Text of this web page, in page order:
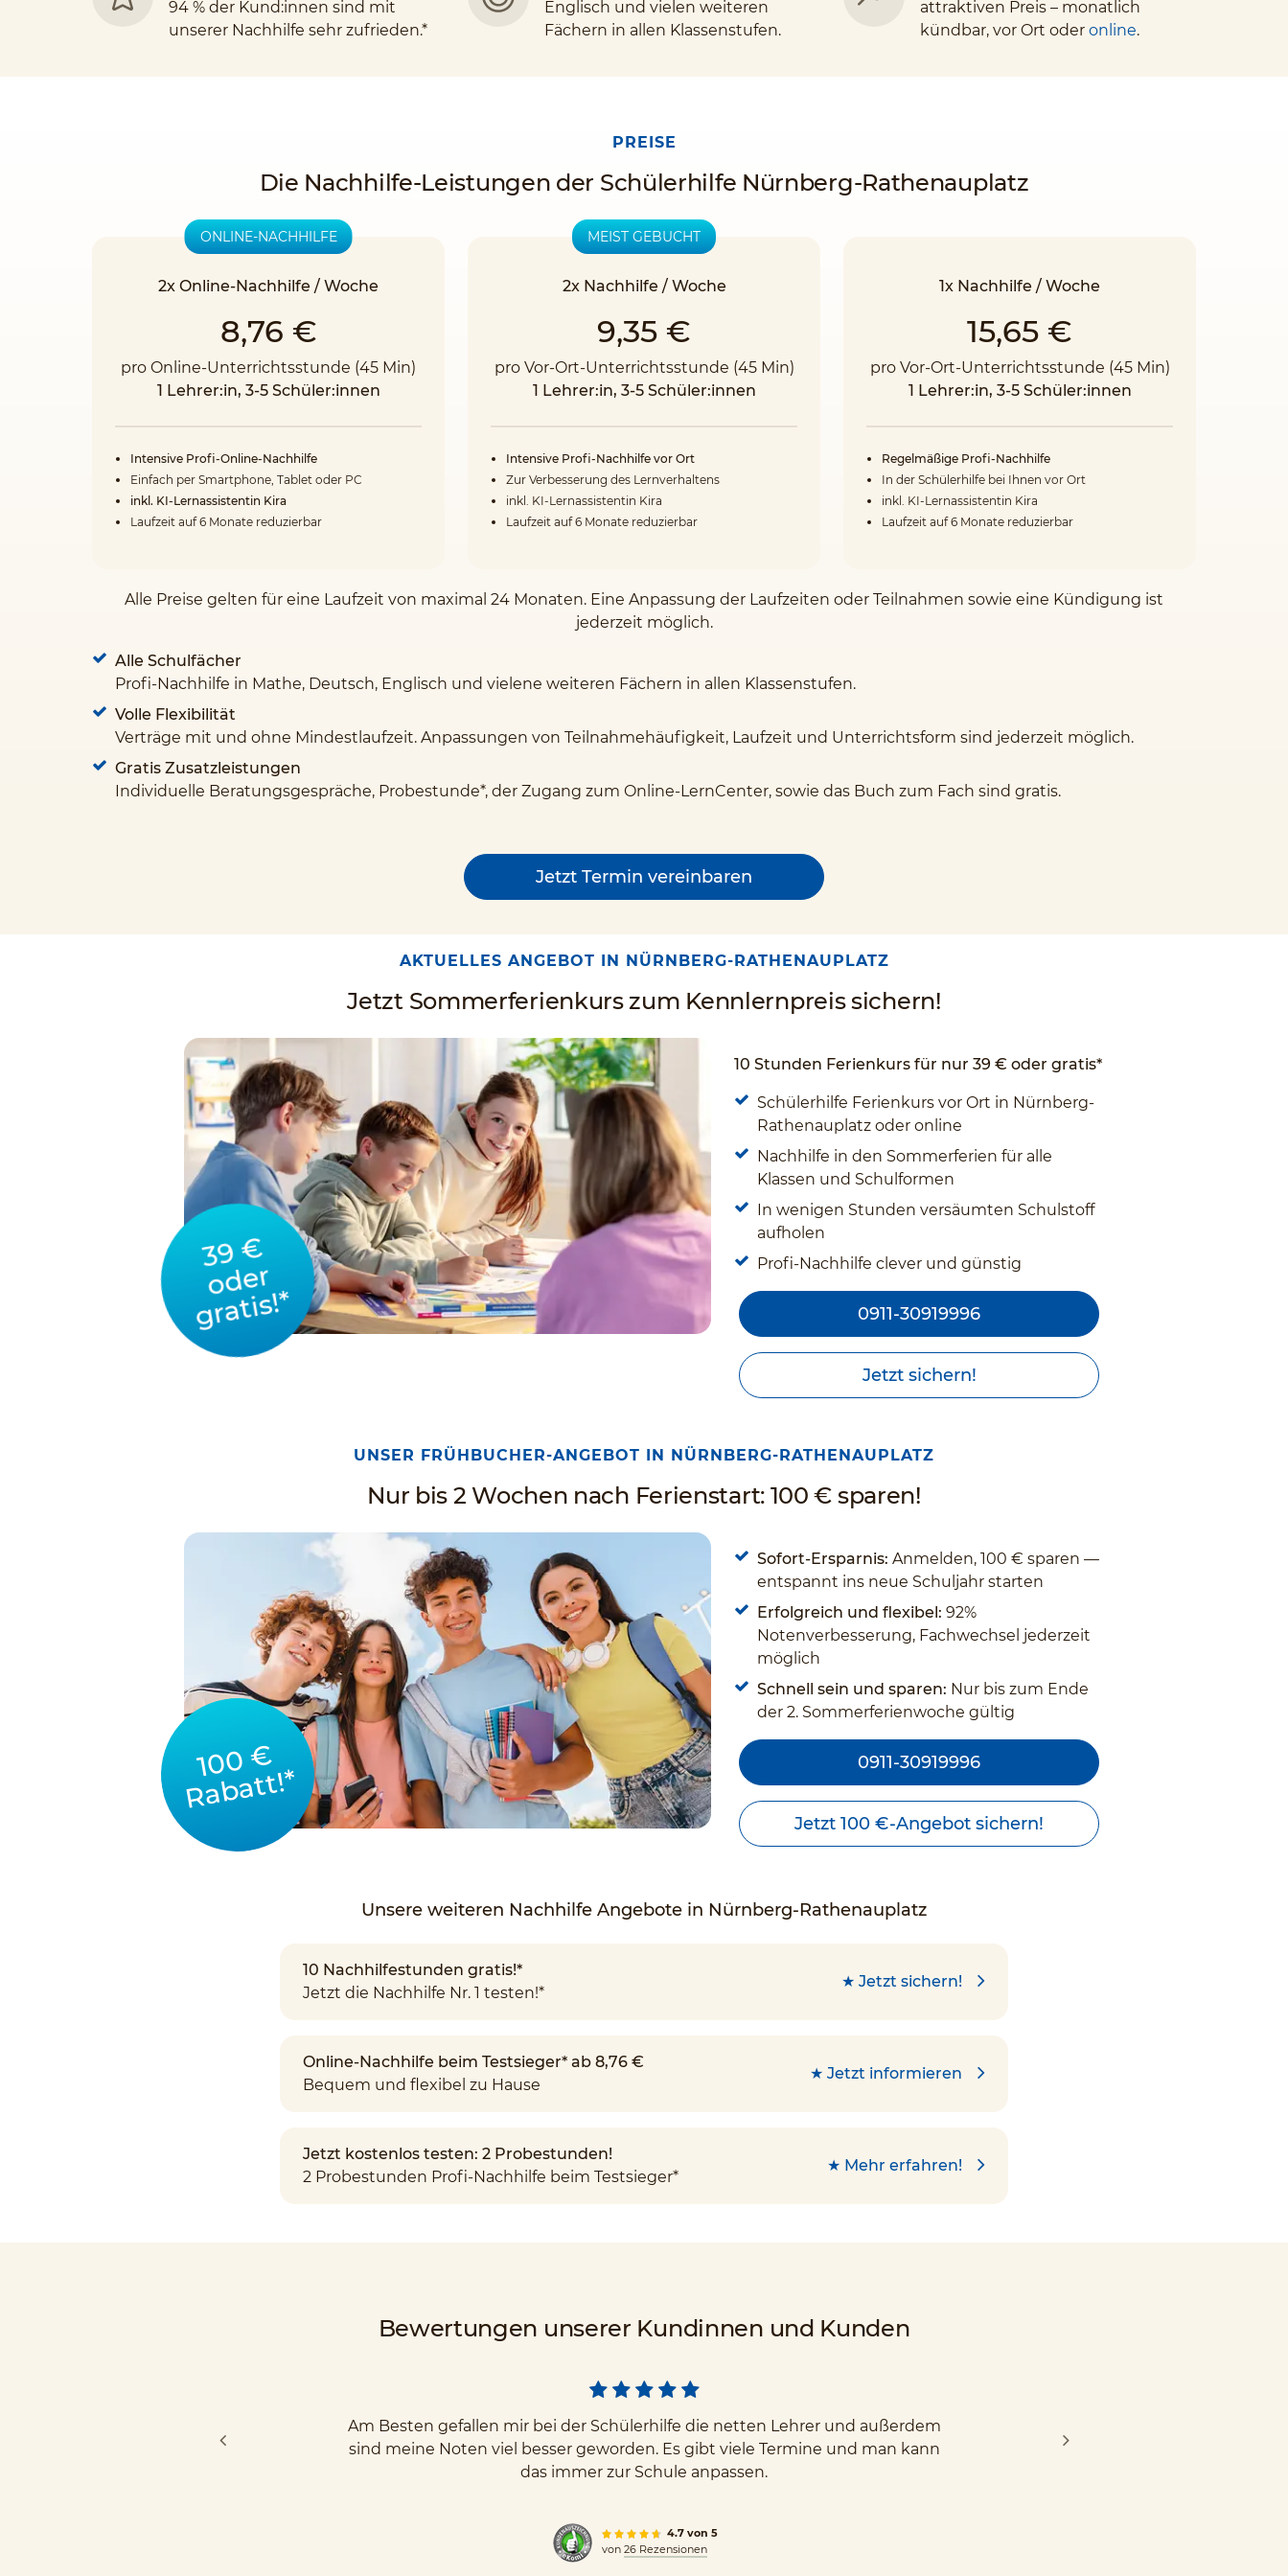
94 % der Kund:innen sind mit
unserer Nachhilfe sehr zufrieden.*
Englisch und vielen weiteren
Fächern in allen Klassenstufen.
attraktiven Preis – monatlich
kündbar, vor Ort oder online.
PREISE
Die Nachhilfe-Leistungen der Schülerhilfe Nürnberg-Rathenauplatz
MEIST GEBUCHT
2x Nachhilfe / Woche
9,35 €
pro Vor-Ort-Unterrichtsstunde (45 Min)
1 Lehrer:in, 3-5 Schüler:innen
Intensive Profi-Nachhilfe vor Ort
Zur Verbesserung des Lernverhaltens
inkl. KI-Lernassistentin Kira
Laufzeit auf 6 Monate reduzierbar
ONLINE-NACHHILFE
2x Online-Nachhilfe / Woche
8,76 €
pro Online-Unterrichtsstunde (45 Min)
1 Lehrer:in, 3-5 Schüler:innen
Intensive Profi-Online-Nachhilfe
Einfach per Smartphone, Tablet oder PC
inkl. KI-Lernassistentin Kira
Laufzeit auf 6 Monate reduzierbar
1x Nachhilfe / Woche
15,65 €
pro Vor-Ort-Unterrichtsstunde (45 Min)
1 Lehrer:in, 3-5 Schüler:innen
Regelmäßige Profi-Nachhilfe
In der Schülerhilfe bei Ihnen vor Ort
inkl. KI-Lernassistentin Kira
Laufzeit auf 6 Monate reduzierbar
Alle Preise gelten für eine Laufzeit von maximal 24 Monaten. Eine Anpassung der Laufzeiten oder Teilnahmen sowie eine Kündigung ist
jederzeit möglich.
Alle Schulfächer
Profi-Nachhilfe in Mathe, Deutsch, Englisch und vielene weiteren Fächern in allen Klassenstufen.
Volle Flexibilität
Verträge mit und ohne Mindestlaufzeit. Anpassungen von Teilnahmehäufigkeit, Laufzeit und Unterrichtsform sind jederzeit möglich.
Gratis Zusatzleistungen
Individuelle Beratungsgespräche, Probestunde*, der Zugang zum Online-LernCenter, sowie das Buch zum Fach sind gratis.
Jetzt Termin vereinbaren
AKTUELLES ANGEBOT IN NÜRNBERG-RATHENAUPLATZ
Jetzt Sommerferienkurs zum Kennlernpreis sichern!
39 €
oder
gratis!*
10 Stunden Ferienkurs für nur 39 € oder gratis*
Schülerhilfe Ferienkurs vor Ort in Nürnberg-
Rathenauplatz oder online
Nachhilfe in den Sommerferien für alle
Klassen und Schulformen
In wenigen Stunden versäumten Schulstoff
aufholen
Profi-Nachhilfe clever und günstig
0911-30919996
Jetzt sichern!
UNSER FRÜHBUCHER-ANGEBOT IN NÜRNBERG-RATHENAUPLATZ
Nur bis 2 Wochen nach Ferienstart: 100 € sparen!
100 €
Rabatt!*
Sofort-Ersparnis: Anmelden, 100 € sparen —
entspannt ins neue Schuljahr starten
Erfolgreich und flexibel: 92%
Notenverbesserung, Fachwechsel jederzeit
möglich
Schnell sein und sparen: Nur bis zum Ende
der 2. Sommerferienwoche gültig
0911-30919996
Jetzt 100 €-Angebot sichern!
Unsere weiteren Nachhilfe Angebote in Nürnberg-Rathenauplatz
10 Nachhilfestunden gratis!*
Jetzt die Nachhilfe Nr. 1 testen!*
★ Jetzt sichern!
Online-Nachhilfe beim Testsieger* ab 8,76 €
Bequem und flexibel zu Hause
★ Jetzt informieren
Jetzt kostenlos testen: 2 Probestunden!
2 Probestunden Profi-Nachhilfe beim Testsieger*
★ Mehr erfahren!
Bewertungen unserer Kundinnen und Kunden
Am Besten gefallen mir bei der Schülerhilfe die netten Lehrer und außerdem
sind meine Noten viel besser geworden. Es gibt viele Termine und man kann
das immer zur Schule anpassen.
4.7 von 5
von 26 Rezensionen